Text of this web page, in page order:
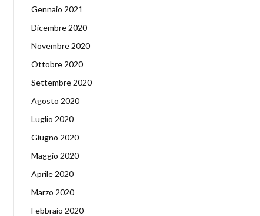
Gennaio 2021
Dicembre 2020
Novembre 2020
Ottobre 2020
Settembre 2020
Agosto 2020
Luglio 2020
Giugno 2020
Maggio 2020
Aprile 2020
Marzo 2020
Febbraio 2020